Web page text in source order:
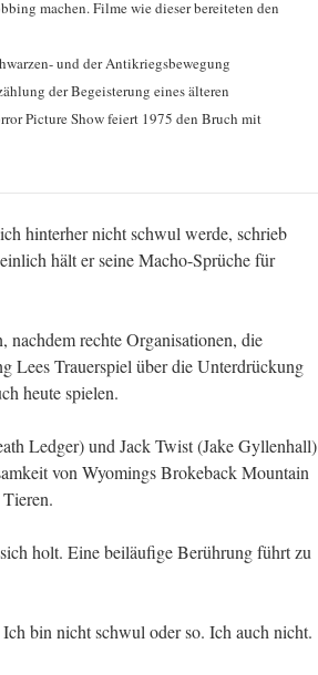
machen. Filme wie dieser bereiteten den
und der Antikriegsbewegung
der Begeisterung eines älteren
Picture Show feiert 1975 den Bruch mit
hinterher nicht schwul werde, schrieb
hält er seine Macho-Sprüche für
rechte Organisationen, die
Lees Trauerspiel über die Unterdrückung
heute spielen.
Ledger) und Jack Twist (Jake Gyllenhall)
von Wyomings Brokeback Mountain
holt. Eine beiläufige Berührung führt zu
bin nicht schwul oder so. Ich auch nicht.